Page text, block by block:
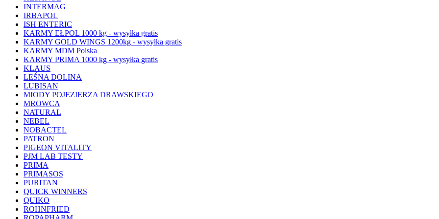
INTERMAG
IRBAPOL
ISH ENTERIC
KARMY EŁPOL 1000 kg - wysyłka gratis
KARMY GOLD WINGS 1200kg - wysyłka gratis
KARMY MDM Polska
KARMY PRIMA 1000 kg - wysyłka gratis
KLAUS
LEŚNA DOLINA
LUBISAN
MIODY POJEZIERZA DRAWSKIEGO
MROWCA
NATURAL
NEBEL
NOBACTEL
PATRON
PIGEON VITALITY
PJM LAB TESTY
PRIMA
PRIMASOS
PURITAN
QUICK WINNERS
QUIKO
ROHNFRIED